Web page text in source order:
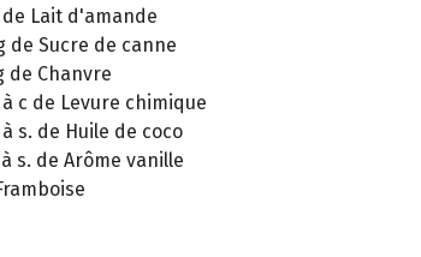
de Lait d'amande
de Sucre de canne
de Chanvre
à c de Levure chimique
à s. de Huile de coco
à s. de Arôme vanille